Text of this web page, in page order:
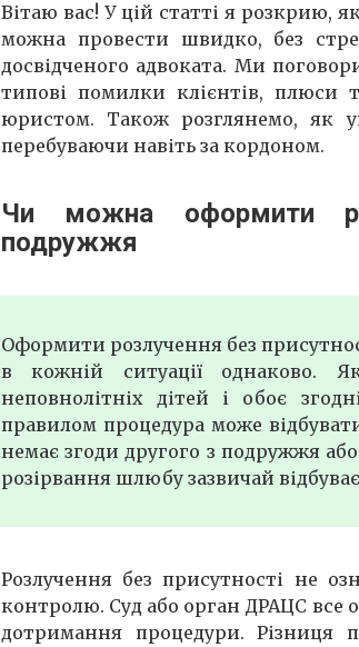
Вітаю вас! У цій статті я розкрию,
можна провести швидко, без
досвідченого адвоката. Ми
типові помилки клієнтів, плюси
юристом. Також розглянемо, як
перебуваючи навіть за кордоном.
Чи можна оформити
подружжя
Оформити розлучення без
в кожній ситуації однаково.
неповнолітніх дітей і обоє
правилом процедура може
немає згоди другого з подружжя
розірвання шлюбу зазвичай
Розлучення без присутності не
контролю. Суд або орган ДРАЦС все
дотримання процедури.